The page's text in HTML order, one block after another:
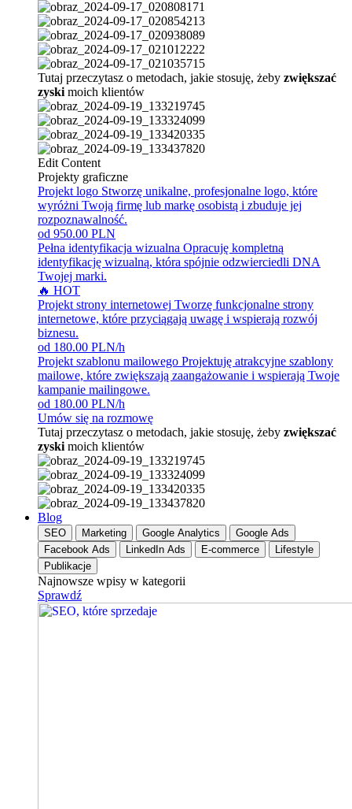
Tutaj przeczytasz o metodach, jakie stosuję, żeby zwiększać
zyski moich klientów
Edit Content
Projekty graficzne
Projekt logo Stworzę unikalne, profesjonalne logo, które
wyróżni Twoją firmę lub markę osobistą i zbuduje jej
rozpoznawalność.
od 950.00 PLN
Pełna identyfikacja wizualna Opracuję kompletną
identyfikację wizualną, która spójnie odzwierciedli DNA
Twojej marki.
🔥 HOT
Projekt strony internetowej Tworzę funkcjonalne strony
internetowe, które przyciągają uwagę i wspierają rozwój
biznesu.
od 180.00 PLN/h
Projekt szablonu mailowego Projektuję atrakcyjne szablony
mailowe, które zwiększają zaangażowanie i wspierają Twoje
kampanie mailingowe.
od 180.00 PLN/h
Umów się na rozmowę
Tutaj przeczytasz o metodach, jakie stosuję, żeby zwiększać
zyski moich klientów
Blog
SEO Marketing Google Analytics
Google Ads
Facebook Ads
LinkedIn Ads E-commerce
Lifestyle
Publikacje
Najnowsze wpisy w kategorii
Sprawdź